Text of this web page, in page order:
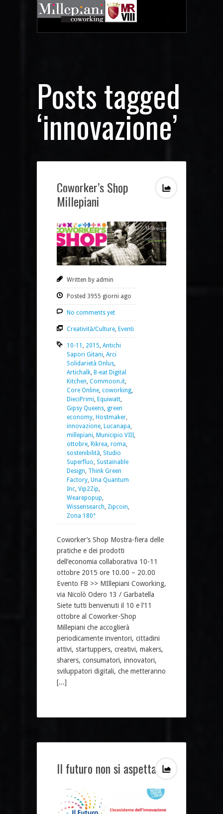
Posts tagged
‘innovazione’
Coworker’s Shop
Millepiani
Written by admin
Posted 3955 giorni ago
No comments yet
Creatività/Culture Eventi
10-11 2015 Antichi
Sapori Gitani Arci
Solidarietà Onlus
Artichalk B-eat Digital
Kitchen Commoon.it
Core Online coworking
DieciPrimi Equiwatt
Gipsy Queens green
economy Hostmaker
innovazione Lucanapa
millepiani Municipio VIII
ottobre Rikrea roma
sostenibilità Studio
Superfluo Sustainable
Design Think Green
Factory Una Quantum
Inc Vip2Zip
Wearepopup
Wissensearch Zipcoin
Zona 180°
Coworker’s Shop Mostra-fiera delle
pratiche e dei prodotti
dell’economia collaborativa 10-11
ottobre 2015 ore 10.00 – 20.00
Evento FB >> MIllepiani Coworking,
via Nicolò Odero 13 / Garbatella
Siete tutti benvenuti il 10 e l’11
ottobre al Coworker-Shop
Millepiani che accoglierà
periodicamente inventori, cittadini
attivi, startuppers, creativi, makers,
sharers, consumatori, innovatori,
sviluppatori digitali, che metteranno
[...]
Il futuro non si aspetta